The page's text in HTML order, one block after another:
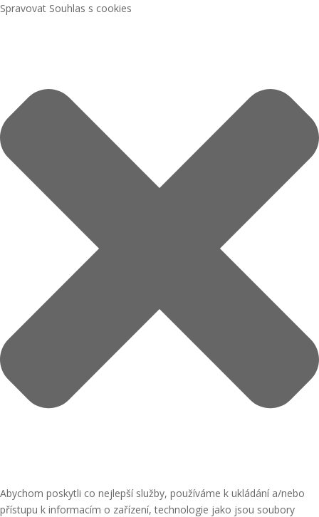
Spravovat Souhlas s cookies
Abychom poskytli co nejlepší služby, používáme k ukládání a/nebo
přístupu k informacím o zařízení, technologie jako jsou soubory